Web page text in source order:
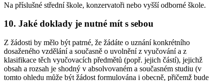
Na příslušné střední škole, konzervatoři nebo vyšší odborné škole.
10. Jaké doklady je nutné mít s sebou
Z žádosti by mělo být patrné, že žádáte o uznání konkrétního
dosaženého vzdělání a současně o uvolnění z vyučování a z
klasifikace těch vyučovacích předmětů (popř. jejich částí), jejichž
obsah a rozsah je shodný v absolvovaném a současném studiu (v
tomto ohledu může být žádost formulována i obecně, přičemž bude